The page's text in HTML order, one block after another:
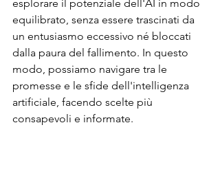
esplorare il potenziale dell'AI in modo
equilibrato, senza essere trascinati da
un entusiasmo eccessivo né bloccati
dalla paura del fallimento. In questo
modo, possiamo navigare tra le
promesse e le sfide dell'intelligenza
artificiale, facendo scelte più
consapevoli e informate.